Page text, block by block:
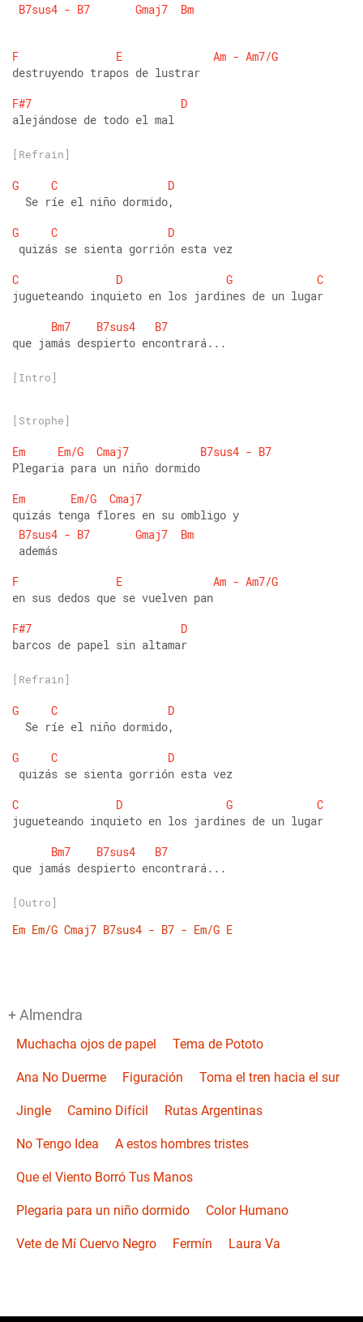
B7sus4 - B7 Gmaj7 Bm
F E Am - Am7/G
destruyendo trapos de lustrar
F#7
D
alejándose de todo el mal
[Refrain]
G C
D
  Se ríe el niño dormido,
G
C
D
quizás se sienta gorrión esta vez
C
D G
C
jugueteando inquieto en los jardines de un lugar
Bm7
B7sus4
B7
que jamás despierto encontrará...
[Intro]
[Strophe]
Em Em/G Cmaj7 B7sus4 - B7
Plegaria para un niño dormido
Em
Em/G
Cmaj7
quizás tenga flores en su ombligo y
B7sus4 - B7 Gmaj7
Bm
además
F
E Am - Am7/G
en sus dedos que se vuelven pan
F#7
D
barcos de papel sin altamar
[Refrain]
G C
D
  Se ríe el niño dormido,
G
C
D
quizás se sienta gorrión esta vez
C
D G
C
jugueteando inquieto en los jardines de un lugar
Bm7
B7sus4
B7
que jamás despierto encontrará...
[Outro]
Em Em/G Cmaj7 B7sus4 - B7 - Em/G E
+ Almendra
Muchacha ojos de papel Tema de Pototo
Ana No Duerme Figuración Toma el tren hacia el sur
Jingle Camino Difícil Rutas Argentinas
No Tengo Idea A estos hombres tristes
Que el Viento Borró Tus Manos
Plegaria para un niño dormido Color Humano
Vete de Mí Cuervo Negro Fermín Laura Va